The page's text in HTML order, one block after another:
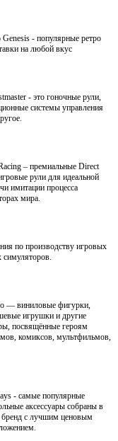
Genesis - популярные ретро
на любой вкус
- это гоночные рули,
системы управления
– премиальные Direct
рули для идеальной
имитации процесса
мира.
по производству игровых
симуляторов.
— виниловые фигурки,
игрушки и другие
посвящённые героям
комиксов, мультфильмов,
- самые популярные
аксессуары собраны в
бренд с лучшим ценовым